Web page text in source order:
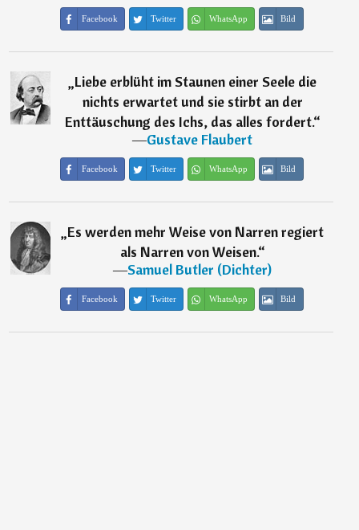
Facebook Twitter WhatsApp Bild
„Liebe erblüht im Staunen einer Seele die
nichts erwartet und sie stirbt an der
Enttäuschung des Ichs, das alles fordert.“
―Gustave Flaubert
Facebook Twitter WhatsApp Bild
„Es werden mehr Weise von Narren regiert
als Narren von Weisen.“
―Samuel Butler (Dichter)
Facebook Twitter WhatsApp Bild